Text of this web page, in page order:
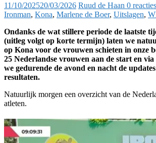
11/10/202520/03/2026 Ruud de Haan 0 reacties
Ironman, Kona, Marlene de Boer, Uitslagen,
Ondanks de wat stillere periode de laatste
(uitleg volgt op korte termijn) laten we
op Kona voor de vrouwen schieten in onze
25 Nederlandse vrouwen aan de start en via
we gedurende de avond en nacht de
resultaten.
Natuurlijk morgen een overzicht van de
atleten.